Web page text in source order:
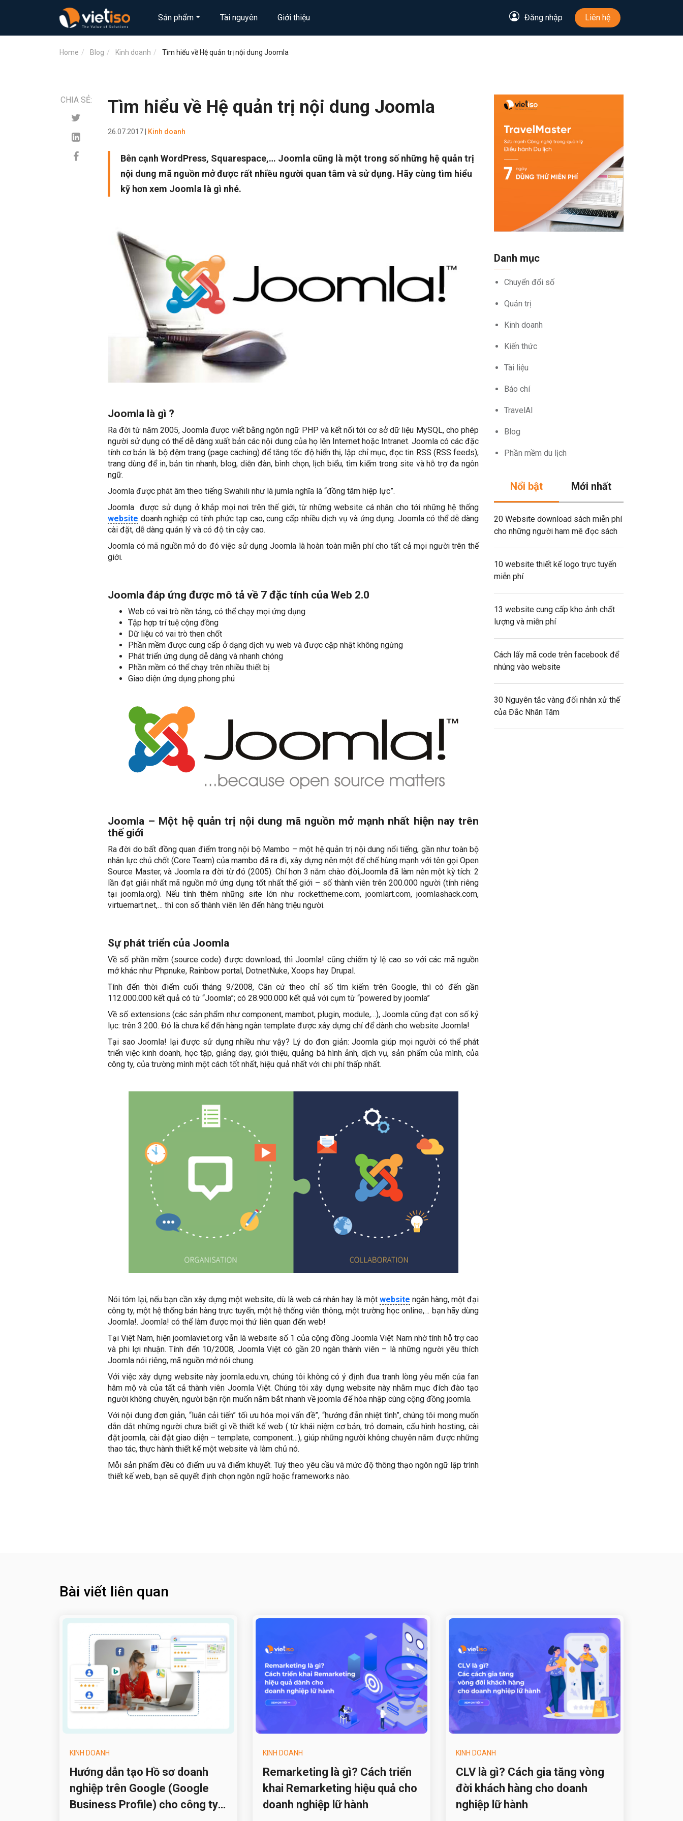
Sản phẩm Tài nguyên Giới thiệu Đăng nhập Liên hệ
Home Blog Kinh doanh Tìm hiểu về Hệ quản trị nội dung Joomla
CHIA SẺ: Tìm hiểu về Hệ quản trị nội dung Joomla
26.07.2017 | Kinh doanh
Bên cạnh WordPress, Squarespace,… Joomla cũng là một trong số những hệ quản trị
nội dung mã nguồn mở được rất nhiều người quan tâm và sử dụng. Hãy cùng tìm hiểu
kỹ hơn xem Joomla là gì nhé.
Joomla là gì ?
Ra đời từ năm 2005, Joomla được viết bằng ngôn ngữ PHP và kết nối tới cơ sở dữ liệu MySQL, cho phép
người sử dụng có thể dễ dàng xuất bản các nội dung của họ lên Internet hoặc Intranet. Joomla có các đặc
tính cơ bản là: bộ đệm trang (page caching) để tăng tốc độ hiển thị, lập chỉ mục, đọc tin RSS (RSS feeds),
trang dùng để in, bản tin nhanh, blog, diễn đàn, bình chọn, lịch biểu, tìm kiếm trong site và hỗ trợ đa ngôn
ngữ.
Joomla được phát âm theo tiếng Swahili như là jumla nghĩa là “đồng tâm hiệp lực”.
Joomla được sử dụng ở khắp mọi nơi trên thế giới, từ những website cá nhân cho tới những hệ thống
website doanh nghiệp có tính phức tạp cao, cung cấp nhiều dịch vụ và ứng dụng. Joomla có thể dễ dàng
cài đặt, dễ dàng quản lý và có độ tin cậy cao.
Joomla có mã nguồn mở do đó việc sử dụng Joomla là hoàn toàn miễn phí cho tất cả mọi người trên thế
giới.
Joomla đáp ứng được mô tả về 7 đặc tính của Web 2.0
Web có vai trò nền tảng, có thể chạy mọi ứng dụng
Tập hợp trí tuệ cộng đồng
Dữ liệu có vai trò then chốt
Phần mềm được cung cấp ở dạng dịch vụ web và được cập nhật không ngừng
Phát triển ứng dụng dễ dàng và nhanh chóng
Phần mềm có thể chạy trên nhiều thiết bị
Giao diện ứng dụng phong phú
Joomla – Một hệ quản trị nội dung mã nguồn mở mạnh nhất hiện nay trên
thế giới
Ra đời do bất đồng quan điểm trong nội bộ Mambo – một hệ quản trị nội dung nổi tiếng, gần như toàn bộ
nhân lực chủ chốt (Core Team) của mambo đã ra đi, xây dựng nên một đế chế hùng mạnh với tên gọi Open
Source Master, và Joomla ra đời từ đó (2005). Chỉ hơn 3 năm chào đời,Joomla đã làm nên một kỳ tích: 2
lần đạt giải nhất mã nguồn mở ứng dụng tốt nhất thế giới – số thành viên trên 200.000 người (tính riêng
tại joomla.org). Nếu tính thêm những site lớn như rockettheme.com, joomlart.com, joomlashack.com,
virtuemart.net,… thì con số thành viên lên đến hàng triệu người.
Sự phát triển của Joomla
Về số phần mềm (source code) được download, thì Joomla! cũng chiếm tỷ lệ cao so với các mã nguồn
mở khác như Phpnuke, Rainbow portal, DotnetNuke, Xoops hay Drupal.
Tính đến thời điểm cuối tháng 9/2008, Căn cứ theo chỉ số tìm kiếm trên Google, thì có đến gần
112.000.000 kết quả có từ “Joomla”; có 28.900.000 kết quả với cụm từ “powered by joomla”
Về số extensions (các sản phẩm như component, mambot, plugin, module,…), Joomla cũng đạt con số kỷ
lục: trên 3.200. Đó là chưa kể đến hàng ngàn template được xây dựng chỉ để dành cho website Joomla!
Tại sao Joomla! lại được sử dụng nhiều như vậy? Lý do đơn giản: Joomla giúp mọi người có thể phát
triển việc kinh doanh, học tập, giảng dạy, giới thiệu, quảng bá hình ảnh, dịch vụ, sản phẩm của mình, của
công ty, của trường mình một cách tốt nhất, hiệu quả nhất với chi phí thấp nhất.
Nói tóm lại, nếu bạn cần xây dựng một website, dù là web cá nhân hay là một website ngân hàng, một đại
công ty, một hệ thống bán hàng trực tuyến, một hệ thống viễn thông, một trường học online,… bạn hãy dùng
Joomla!. Joomla! có thể làm được mọi thứ liên quan đến web!
Tại Việt Nam, hiện joomlaviet.org vẫn là website số 1 của cộng đồng Joomla Việt Nam nhờ tính hỗ trợ cao
và phi lợi nhuận. Tính đến 10/2008, Joomla Việt có gần 20 ngàn thành viên – là những người yêu thích
Joomla nói riêng, mã nguồn mở nói chung.
Với việc xây dựng website này joomla.edu.vn, chúng tôi không có ý định đua tranh lòng yêu mến của fan
hâm mộ và của tất cả thành viên Joomla Việt. Chúng tôi xây dựng website này nhằm mục đích đào tạo
người không chuyên, người bận rộn muốn nắm bắt nhanh về joomla để hòa nhập cùng cộng đồng joomla.
Với nội dung đơn giản, “luân cải tiến” tối ưu hóa mọi vấn đề”, “hướng đẫn nhiệt tình”, chúng tôi mong muốn
dẫn dắt những người chưa biết gì về thiết kế web ( từ khái niệm cơ bản, trỏ domain, cấu hình hosting, cài
đặt joomla, cài đặt giao diện – template, component…), giúp những người không chuyên nắm được những
thao tác, thực hành thiết kế một website và làm chủ nó.
Mỗi sản phẩm đều có điểm ưu và điểm khuyết. Tuỳ theo yêu cầu và mức độ thông thạo ngôn ngữ lập trình
thiết kế web, bạn sẽ quyết định chọn ngôn ngữ hoặc frameworks nào.
Danh mục
Chuyển đổi số
Quản trị
Kinh doanh
Kiến thức
Tài liệu
Báo chí
TravelAI
Blog
Phần mềm du lịch
Nổi bật Mới nhất
20 Website download sách miễn phí
cho những người ham mê đọc sách
10 website thiết kế logo trực tuyến
miễn phí
13 website cung cấp kho ảnh chất
lượng và miễn phí
Cách lấy mã code trên facebook để
nhúng vào website
30 Nguyên tắc vàng đối nhân xử thế
của Đắc Nhân Tâm
Bài viết liên quan
KINH DOANH
Hướng dẫn tạo Hồ sơ doanh
nghiệp trên Google (Google
Business Profile) cho công ty
KINH DOANH
Remarketing là gì? Cách triển
khai Remarketing hiệu quả cho
doanh nghiệp lữ hành
KINH DOANH
CLV là gì? Cách gia tăng vòng
đời khách hàng cho doanh
nghiệp lữ hành